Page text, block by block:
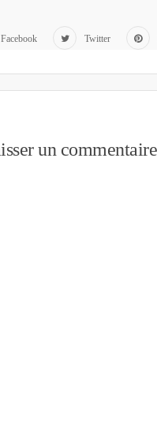
Facebook Twitter
un commentaire